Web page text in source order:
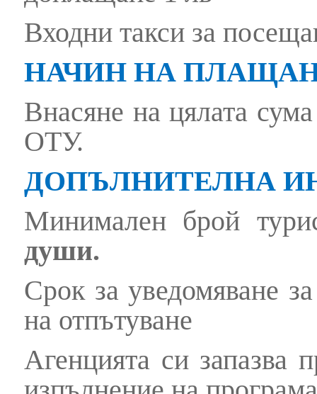
Входни такси за
НАЧИН НА
Внасяне на цялата
ОТУ.
ДОПЪЛНИТЕЛНА
Минимален брой
души.
Срок за уведомяване
на отпътуване
Агенцията си запазва